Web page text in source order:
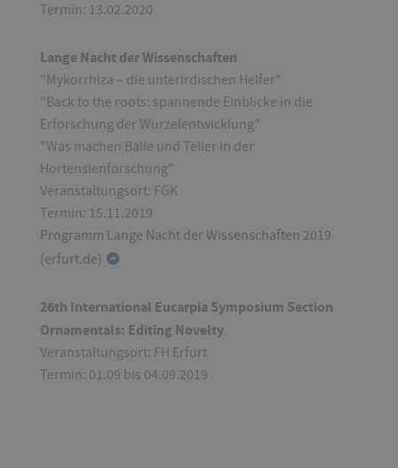
Termin: 13.02.2020
Lange Nacht der Wissenschaften
"Mykorrhiza – die unterirdischen Helfer"
"Back to the roots: spannende Einblicke in die
Erforschung der Wurzelentwicklung"
"Was machen Bälle und Teller in der
Hortensienforschung"
Veranstaltungsort: FGK
Termin: 15.11.2019
Programm Lange Nacht der Wissenschaften 2019
(erfurt.de)
26th International Eucarpia Symposium Section
Ornamentals: Editing Novelty
Veranstaltungsort: FH Erfurt
Termin: 01.09 bis 04.09.2019